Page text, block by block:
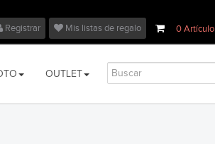
0Artículo
Registrar Mis listas de regalo
OUTLET